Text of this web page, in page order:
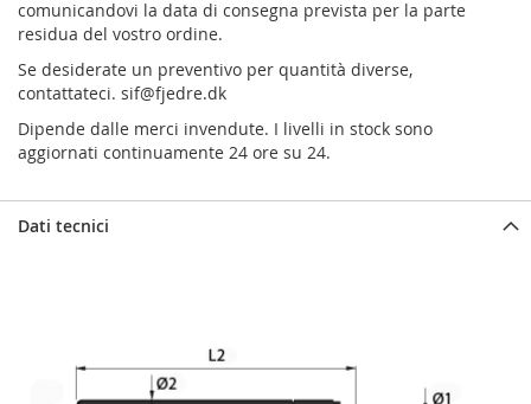
comunicandovi la data di consegna prevista per la parte
residua del vostro ordine.
Se desiderate un preventivo per quantità diverse,
contattateci. sif@fjedre.dk
Dipende dalle merci invendute. I livelli in stock sono
aggiornati continuamente 24 ore su 24.
Dati tecnici